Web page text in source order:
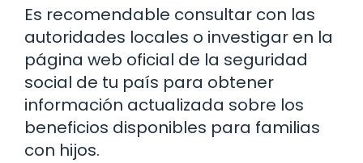
Es recomendable consultar con las
autoridades locales o investigar en la
página web oficial de la seguridad
social de tu país para obtener
información actualizada sobre los
beneficios disponibles para familias
con hijos.